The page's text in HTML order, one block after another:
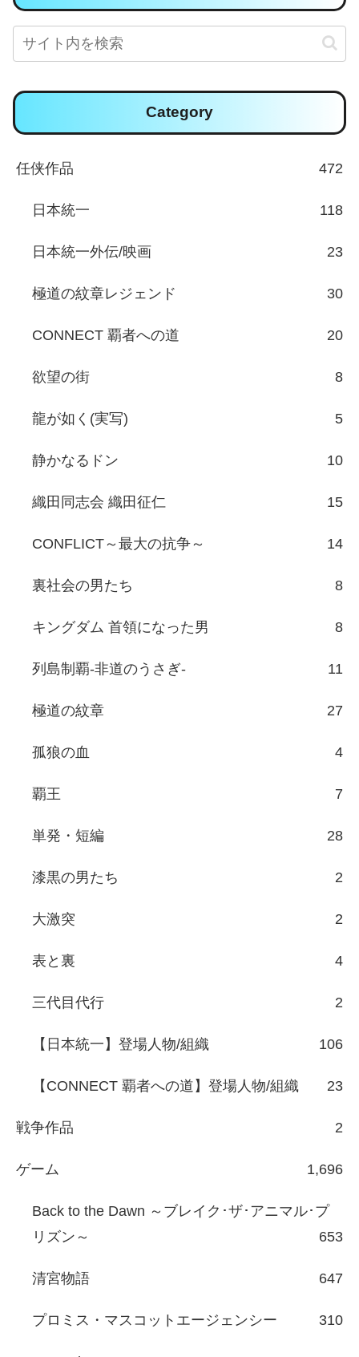
Category
任侠作品 472
日本統一 118
日本統一外伝/映画 23
極道の紋章レジェンド 30
CONNECT 覇者への道 20
欲望の街 8
龍が如く(実写) 5
静かなるドン 10
織田同志会 織田征仁 15
CONFLICT～最大の抗争～ 14
裏社会の男たち 8
キングダム 首領になった男 8
列島制覇-非道のうさぎ- 11
極道の紋章 27
孤狼の血 4
覇王 7
単発・短編 28
漆黒の男たち 2
大激突 2
表と裏 4
三代目代行 2
【日本統一】登場人物/組織 106
【CONNECT 覇者への道】登場人物/組織 23
戦争作品 2
ゲーム 1,696
Back to the Dawn ～ブレイク･ザ･アニマル･プ
リズン～
653
清宮物語 647
プロミス・マスコットエージェンシー 310